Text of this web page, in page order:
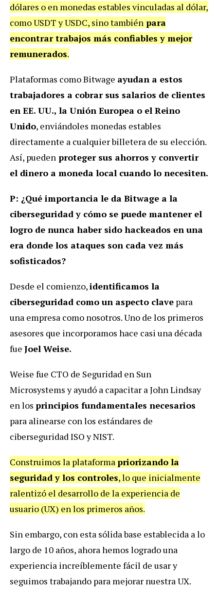
dólares o en monedas estables vinculadas al dólar,
como USDT y USDC, sino también para
encontrar trabajos más confiables y mejor
remunerados.
Plataformas como Bitwage ayudan a estos
trabajadores a cobrar sus salarios de clientes
en EE. UU., la Unión Europea o el Reino
Unido, enviándoles monedas estables
directamente a cualquier billetera de su elección.
Así, pueden proteger sus ahorros y convertir
el dinero a moneda local cuando lo necesiten.
P: ¿Qué importancia le da Bitwage a la
ciberseguridad y cómo se puede mantener el
logro de nunca haber sido hackeados en una
era donde los ataques son cada vez más
sofisticados?
Desde el comienzo,identificamos la
ciberseguridad como un aspecto clave para
una empresa como nosotros. Uno de los primeros
asesores que incorporamos hace casi una década
fue Joel Weise.
Weise fue CTO de Seguridad en Sun
Microsystems y ayudó a capacitar a John Lindsay
en los principios fundamentales necesarios
para alinearse con los estándares de
ciberseguridad ISO y NIST.
Construimos la plataformapriorizando la
seguridad y los controles, lo que inicialmente
ralentizó el desarrollo de la experiencia de
usuario (UX) en los primeros años.
Sin embargo, con esta sólida base establecida a lo
largo de 10 años, ahora hemos logrado una
experiencia increíblemente fácil de usar y
seguimos trabajando para mejorar nuestra UX.